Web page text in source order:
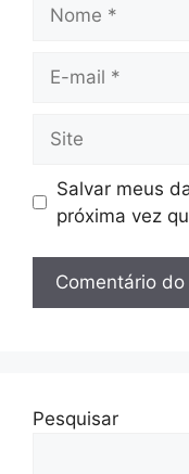
mail
Salvar meus
próxima vez
Pesquisar